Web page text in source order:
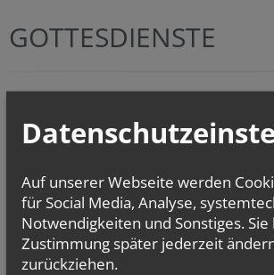
GOTTESDIENSTE
Auf unserer Webseite werden
für Social Media, Analyse,
Notwendigkeiten und Sonstiges.
Zustimmung später jederzeit
zurückziehen.